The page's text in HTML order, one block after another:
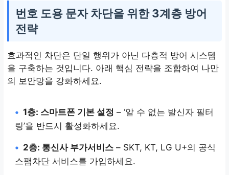
번호 도용 문자 차단을 위한 3계층 방어
전략
효과적인 차단은 단일 행위가 아닌 다층적 방어 시스템
을 구축하는 것입니다. 아래 핵심 전략을 조합하여 나만
의 보안망을 강화하세요.
• 1층: 스마트폰 기본 설정 – ‘알 수 없는 발신자 필터
링’을 반드시 활성화하세요.
• 2층: 통신사 부가서비스 – SKT, KT, LG U+의 공식
스팸차단 서비스를 가입하세요.